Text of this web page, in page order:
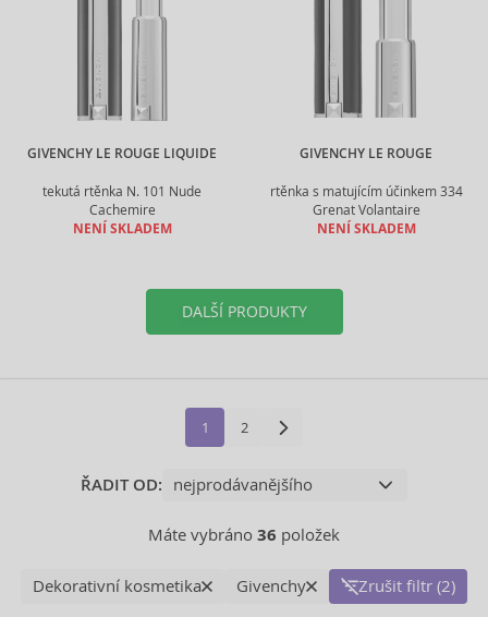
GIVENCHY LE ROUGE LIQUIDE
tekutá rtěnka N. 101 Nude
Cachemire
NENÍ SKLADEM
GIVENCHY LE ROUGE
rtěnka s matujícím účinkem 334
Grenat Volantaire
NENÍ SKLADEM
DALŠÍ PRODUKTY
1 2
ŘADIT OD:
Máte vybráno 36 položek
Dekorativní kosmetika Givenchy Zrušit filtr (2)